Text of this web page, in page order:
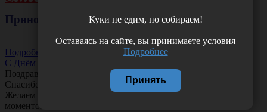
Приносим свои извинения!
Подробнее
С Днём Акушера-Гинеколога!
Поздравляем с Днём
Акушера-Гинеколога!
Спасибо за ваш труд, заботу и тепло!
Желаем вам любви, здоровья и множество счастливых
моментов!
Куки не едим, но собираем!
Оставаясь на сайте, вы принимаете условия
Подробнее
Принять